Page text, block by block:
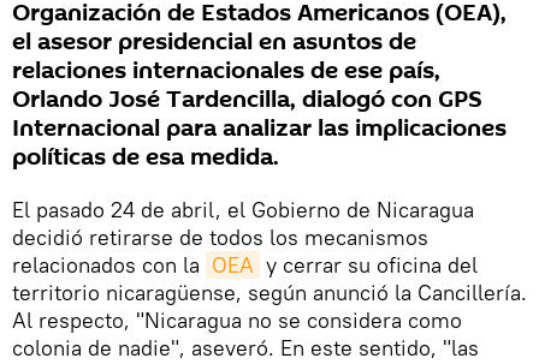
Organización de Estados Americanos (OEA),
el asesor presidencial en asuntos de
relaciones internacionales de ese país,
Orlando José Tardencilla, dialogó con GPS
Internacional para analizar las implicaciones
políticas de esa medida.
El pasado 24 de abril, el Gobierno de Nicaragua
decidió retirarse de todos los mecanismos
relacionados con la OEA y cerrar su oficina del
territorio nicaragüense, según anunció la Cancillería.
Al respecto, "Nicaragua no se considera como
colonia de nadie", aseveró. En este sentido, "las